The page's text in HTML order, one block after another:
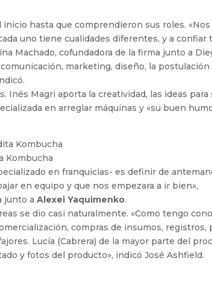
hasta que comprendieron sus roles.
uno tiene cualidades diferentes, y a confiar
Machado, cofundadora de la firma junto a
marketing, diseño, la postulación
Inés Magri aporta la creatividad, las ideas para
en arreglar máquinas y «su buen
Kombucha
en franquicias- es definir de
en equipo y que nos empezara a ir bien»,
junto aAlexei Yaquimenko.
se dio casi naturalmente. «Como tengo
compras de insumos, registros,
Lucía (Cabrera) de la mayor parte del
y fotos del producto», indicó José Ashfield.